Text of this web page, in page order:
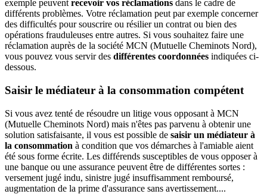
exemple peuvent recevoir vos réclamations dans le cadre de
différents problèmes. Votre réclamation peut par exemple concerner
des difficultés pour souscrire ou résilier un contrat ou bien des
opérations frauduleuses entre autres. Si vous souhaitez faire une
réclamation auprès de la société MCN (Mutuelle Cheminots Nord),
vous pouvez vous servir des différentes coordonnées indiquées ci-
dessous.
Saisir le médiateur à la consommation compétent
Si vous avez tenté de résoudre un litige vous opposant à MCN
(Mutuelle Cheminots Nord) mais n'êtes pas parvenu à obtenir une
solution satisfaisante, il vous est possible de saisir un médiateur à
la consommation à condition que vos démarches à l'amiable aient
été sous forme écrite. Les différends susceptibles de vous opposer à
une banque ou une assurance peuvent être de différentes sortes :
versement jugé indu, sinistre jugé insuffisamment remboursé,
augmentation de la prime d'assurance sans avertissement....